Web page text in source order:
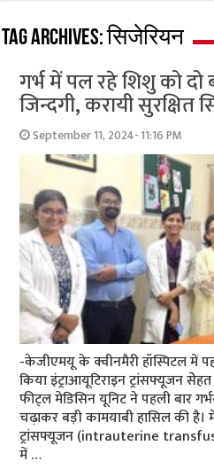
Tag Archives:सिजेरियन
गर्भ में पल रहे शिशु को दो
जिन्दगी, करायी सुरक्षित
September 11, 2024- 11:16 PM
-केजीएमयू के क्वीनमैरी हॉस्पिटल में
किया इंट्राआयूटिराइन ट्रांसफ्यूजन
फीट्ल मेडिसिन यूनिट ने पहली बार
चढ़ाकर बड़ी कामयाबी हासिल की है।
ट्रांसफ्यूजन (intrauterine
में …